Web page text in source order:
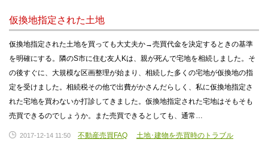
仮換地指定された土地
仮換地指定された土地を買っても大丈夫か→売買代金を決定するときの基準
を明確にする。隣のS市に住む友人Kは、親が死んで宅地を相続しました。そ
の後すぐに、大規模な区画整理が始まり、相続した多くの宅地が仮換地の指
定を受けました。相続税その他で出費がかさんだらしく、私に仮換地指定さ
れた宅地を買わないか打診してきました。仮換地指定された宅地はそもそも
売買できるのでしょうか。また売買できるとしても、通常…
2017-12-14 11:50 不動産売買FAQ 土地･建物を売買時のトラブル